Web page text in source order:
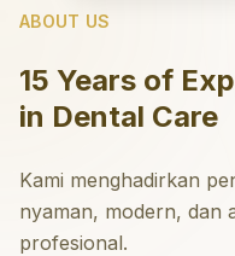
ABOUT US
15 Years of
in Dental Care
Kami menghadirkan
nyaman, modern, dan
profesional.